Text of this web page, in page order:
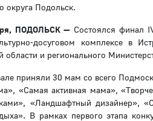
округа Подольск.
ПОДОЛЬСК — Состоялся финал
досуговом комплексе в
области и регионального
приняли 30 мам со всего
«Самая активная мама»,
«Ландшафтный дизайнер»,
В рамках первого этапа